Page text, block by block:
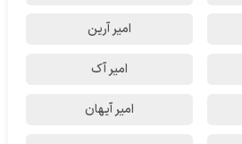
امیر آرین
امیر آک
امیر آیهان